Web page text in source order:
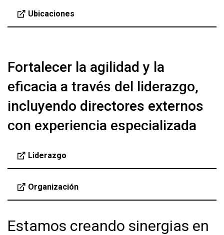
Ubicaciones
Fortalecer la agilidad y la
eficacia a través del liderazgo,
incluyendo directores externos
con experiencia especializada
Liderazgo
Organización
Estamos creando sinergias en